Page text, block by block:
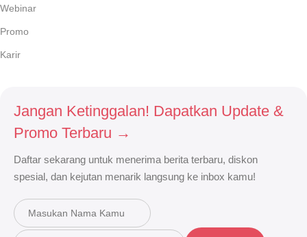
Webinar
Promo
Karir
Jangan Ketinggalan! Dapatkan Update &
Promo Terbaru →
Daftar sekarang untuk menerima berita terbaru, diskon
spesial, dan kejutan menarik langsung ke inbox kamu!